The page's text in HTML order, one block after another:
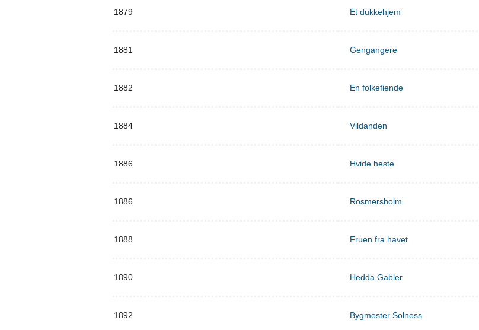
1879 Et dukkehjem
1881 Gengangere
1882 En folkefiende
1884 Vildanden
1886 Hvide heste
1886 Rosmersholm
1888 Fruen fra havet
1890 Hedda Gabler
1892 Bygmester Solness